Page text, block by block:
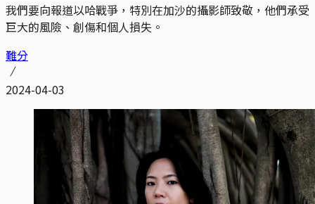
我們要向報道以哈戰爭，特別在加沙的攝影師致敬，他們承受
巨大的風險、創傷和個人損失。
難分
2024-04-03